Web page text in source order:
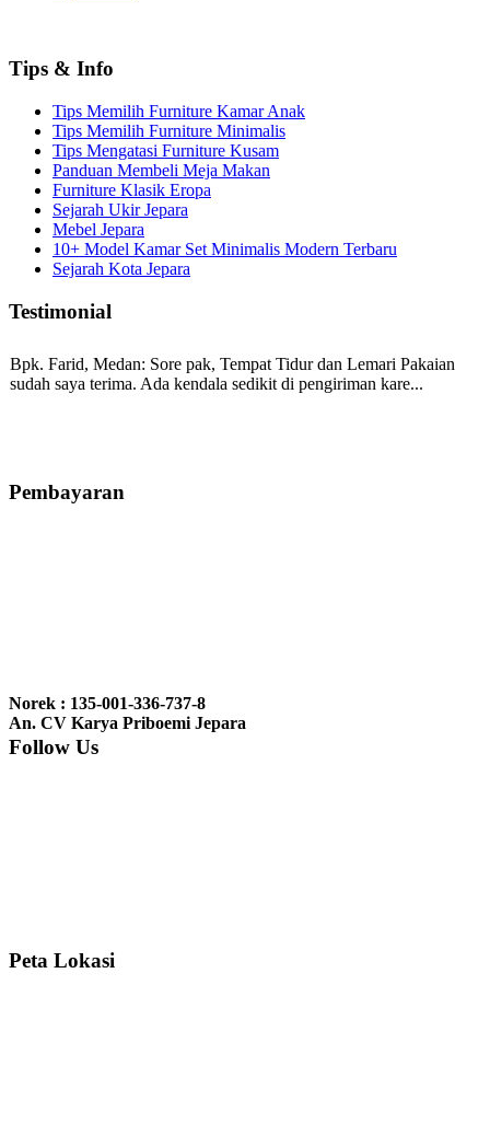
Tips & Info
Tips Memilih Furniture Kamar Anak
Tips Memilih Furniture Minimalis
Tips Mengatasi Furniture Kusam
Panduan Membeli Meja Makan
Furniture Klasik Eropa
Sejarah Ukir Jepara
Mebel Jepara
10+ Model Kamar Set Minimalis Modern Terbaru
Sejarah Kota Jepara
Testimonial
Bpk. Farid, Medan: Sore pak, Tempat Tidur dan Lemari Pakaian
sudah saya terima. Ada kendala sedikit di pengiriman kare...
bale2 dan kursi teras saya sudah saya terima dan p...
nyesel deh beli geby...
Pembayaran
Norek : 135-001-336-737-8
An. CV Karya Priboemi Jepara
Follow Us
Peta Lokasi